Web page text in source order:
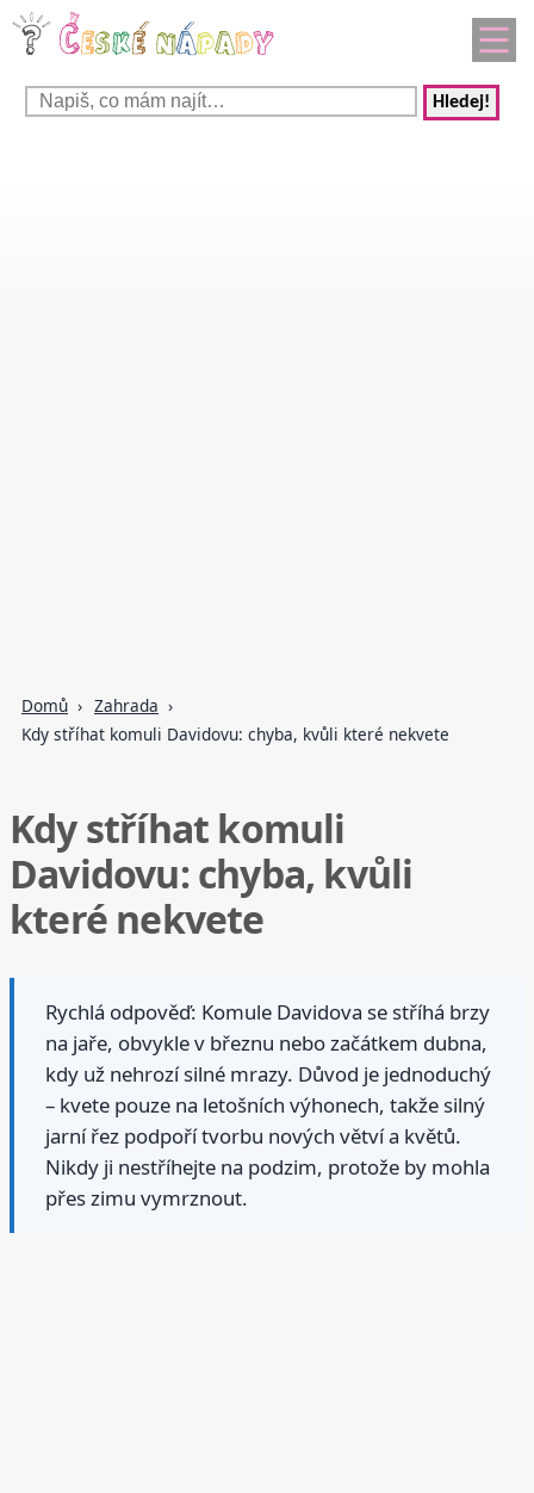
Hledej!
Domů
Zahrada
Kdy stříhat komuli Davidovu: chyba, kvůli které nekvete
Kdy stříhat komuli
Davidovu: chyba, kvůli
které nekvete
Rychlá odpověď: Komule Davidova se stříhá brzy
na jaře, obvykle v březnu nebo začátkem dubna,
kdy už nehrozí silné mrazy. Důvod je jednoduchý
– kvete pouze na letošních výhonech, takže silný
jarní řez podpoří tvorbu nových větví a květů.
Nikdy ji nestříhejte na podzim, protože by mohla
přes zimu vymrznout.